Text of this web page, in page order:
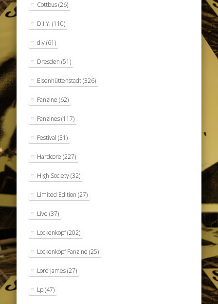
Cottbus(26)
D.I.Y. (110)
diy(61)
Dresden (51)
Eisenhüttenstadt(326)
Fanzine (62)
Fanzines(117)
Festival (31)
Hardcore (227)
High Society(32)
Limited Edition (27)
Live (37)
Lockenkopf(202)
Lockenkopf Fanzine (25)
Lord James(27)
Lp(47)